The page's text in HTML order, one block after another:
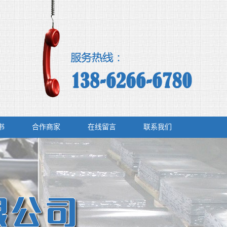
合作商家 在线留言 联系我们